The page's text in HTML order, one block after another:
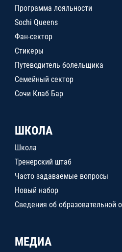
Программа лояльности
Sochi Queens
Фан-сектор
Стикеры
Путеводитель болельщика
Семейный сектор
Сочи Клаб Бар
ШКОЛА
Школа
Тренерский штаб
Часто задаваемые вопросы
Новый набор
Сведения об образовательной
МЕДИА